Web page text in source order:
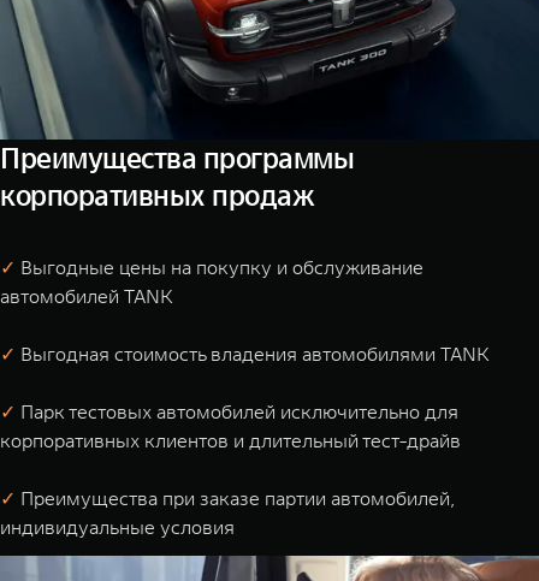
WEY 80
Масштаб возможностей
от 6 449 000 ₽
WEY 80
Преимущества программы
корпоративных продаж
✓ Выгодные цены на покупку и обслуживание
автомобилей TANK
✓ Выгодная стоимость владения автомобилями TANK
✓ Парк тестовых автомобилей исключительно для
корпоративных клиентов и длительный тест-драйв
✓ Преимущества при заказе партии автомобилей,
индивидуальные условия